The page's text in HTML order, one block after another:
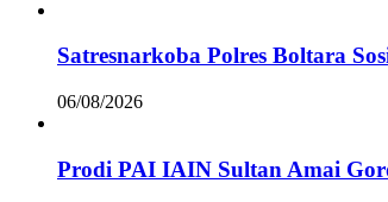
Satresnarkoba Polres Boltara
06/08/2026
Prodi PAI IAIN Sultan Amai